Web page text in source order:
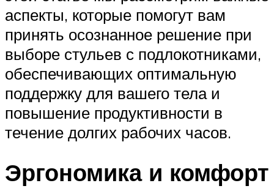
аспекты, которые помогут вам
принять осознанное решение при
выборе стульев с подлокотниками,
обеспечивающих оптимальную
поддержку для вашего тела и
повышение продуктивности в
течение долгих рабочих часов.
Эргономика и комфорт